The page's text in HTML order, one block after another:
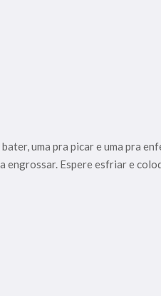
uma pra picar e uma pra
engrossar. Espere esfriar e